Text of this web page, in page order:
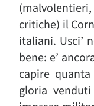
critiche) il
italiani. Usci’
bene: e’
capire
gloria